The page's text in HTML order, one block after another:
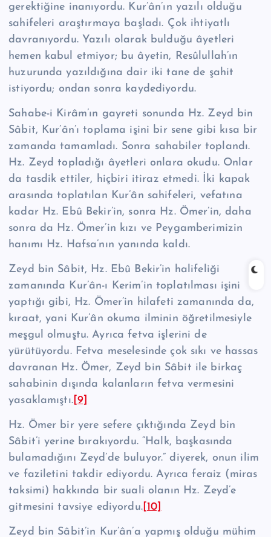
gerektiğine inanıyordu. Kur’ân’ın yazılı olduğu
sahifeleri araştırmaya başladı. Çok ihtiyatlı
davranıyordu. Yazılı olarak bulduğu âyetleri
hemen kabul etmiyor; bu âyetin, Re­sû­lul­lah’ın
huzurun­da yazıldığına dair iki tane de şahit
istiyordu; ondan sonra kaydediyordu.
Sahabe-i Kirâm’ın gayreti sonunda Hz. Zeyd bin
Sâbit, Kur’ân’ı toplama işini bir sene gibi kısa bir
zamanda tamamladı. Sonra sahabiler toplandı.
Hz. Zeyd topladığı âyetleri onlara okudu. Onlar
da tasdik ettiler, hiçbiri itiraz etmedi. İki kapak
arasında toplatılan Kur’ân sahifeleri, vefatına
kadar Hz. Ebû Bekir’in, sonra Hz. Ömer’in, daha
sonra da Hz. Ömer’in kızı ve Peygamberimizin
hanımı Hz. Hafsa’nın yanında kaldı.
Zeyd bin Sâbit, Hz. Ebû Bekir’in halifeliği
zamanında Kur’ân-ı Kerim’in top­latıl­ma­sı işini
yaptığı gibi, Hz. Ömer’in hilafeti zamanında da,
kıraat, yani Kur’ân okuma il­minin öğretilmesiyle
meşgul olmuştu. Ayrıca fetva işlerini de
yürütüyordu. Fetva meselesinde çok sıkı ve hassas
davranan Hz. Ömer, Zeyd bin Sâbit ile birkaç
sahabinin dışında kalanların fetva vermesini
yasaklamış­tı.[9]
Hz. Ömer bir yere sefere çıktığında Zeyd bin
Sâbit’i yerine bırakıyordu. “Halk, başkasında
bulamadığını Zeyd’de buluyor.” diyerek, onun ilim
ve fazile­tini takdir ediyordu. Ayrıca feraiz (miras
taksimi) hakkında bir suali olanın Hz. Zeyd’e
gitmesini tavsiye ediyordu.[10]
Zeyd bin Sâbit’in Kur’ân’a yapmış olduğu mühim